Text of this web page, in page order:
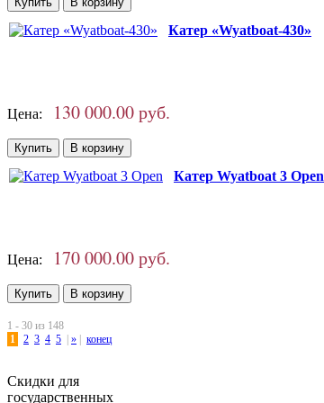
Катер «Wyatboat-430»
Цена: 130 000.00 руб.
Катер Wyatboat 3 Open
Цена: 170 000.00 руб.
1 - 30 из 148
1
2 3 4 5 | » | конец
Скидки для
государственных